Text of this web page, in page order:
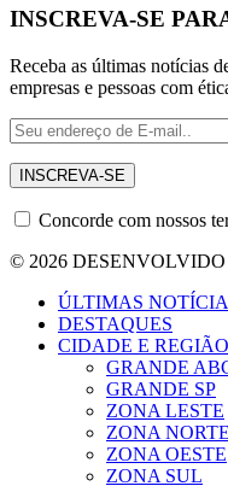
INSCREVA-SE
Receba as últimas notícias
empresas e pessoas com
Concorde com nossos
© 2026
ÚLTIMAS
DESTAQUES
CIDADE E REGIÃO
GRANDE
GRANDE SP
ZONA LESTE
ZONA NORTE
ZONA OESTE
ZONA SUL